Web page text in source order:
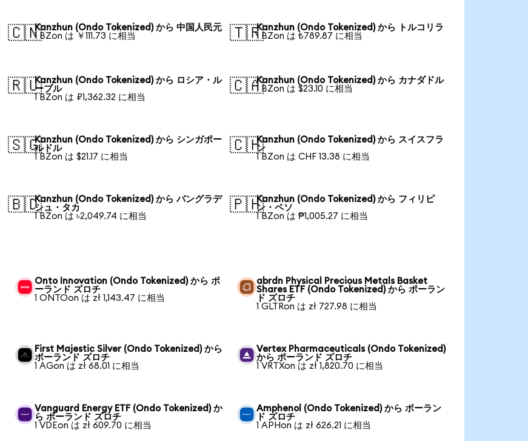
🇨🇳Kanzhun (Ondo Tokenized) から 中国人民元
1 BZon は ￥111.73 に相当
🇹🇷Kanzhun (Ondo Tokenized) から トルコリラ
1 BZon は ₺789.87 に相当
🇷🇺Kanzhun (Ondo Tokenized) から ロシア・ル
ーブル
1 BZon は ₽1,362.32 に相当
🇨🇦Kanzhun (Ondo Tokenized) から カナダドル
1 BZon は $23.10 に相当
🇸🇬Kanzhun (Ondo Tokenized) から シンガポー
ルドル
1 BZon は $21.17 に相当
🇨🇭Kanzhun (Ondo Tokenized) から スイスフラ
ン
1 BZon は CHF 13.38 に相当
🇧🇩Kanzhun (Ondo Tokenized) から バングラデ
シュ・タカ
1 BZon は ৳2,049.74 に相当
🇵🇭Kanzhun (Ondo Tokenized) から フィリピ
ン・ペソ
1 BZon は ₱1,005.27 に相当
Onto Innovation (Ondo Tokenized) から ポ
ーランド ズロチ
1 ONTOon は zł 1,143.47 に相当
abrdn Physical Precious Metals Basket
Shares ETF (Ondo Tokenized) から ポーラン
ド ズロチ
1 GLTRon は zł 727.98 に相当
First Majestic Silver (Ondo Tokenized) から
ポーランド ズロチ
1 AGon は zł 68.01 に相当
Vertex Pharmaceuticals (Ondo Tokenized)
から ポーランド ズロチ
1 VRTXon は zł 1,820.70 に相当
Vanguard Energy ETF (Ondo Tokenized) か
ら ポーランド ズロチ
1 VDEon は zł 609.70 に相当
Amphenol (Ondo Tokenized) から ポーラン
ド ズロチ
1 APHon は zł 626.21 に相当